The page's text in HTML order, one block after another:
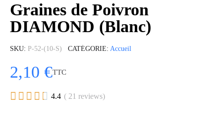
Graines de Poivron
DIAMOND (Blanc)
SKU P-52-(10-S) CATÉGORIE Accueil
2,10 €TTC
     4.4 ( 21 reviews)